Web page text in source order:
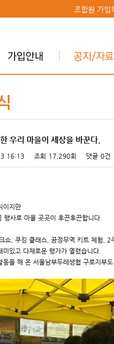
조합원 가입
우리 마을이 세상을 바꾼다.
16:13 조회 17,290회 댓글 0건
이지만
사로 마을 곳곳이 후끈후끈합니다.
쇼, 쿠킹 클래스, 공정무역 키트 체험,
있고 다채로운 행가가 열렸습니다.
을 해 온 서울남부두레생협 구로지부